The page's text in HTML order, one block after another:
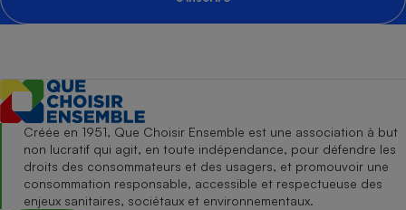
Créée en 1951, Que Choisir Ensemble est une association à but
non lucratif qui agit, en toute indépendance, pour défendre les
droits des consommateurs et des usagers, et promouvoir une
consommation responsable, accessible et respectueuse des
enjeux sanitaires, sociétaux et environnementaux.